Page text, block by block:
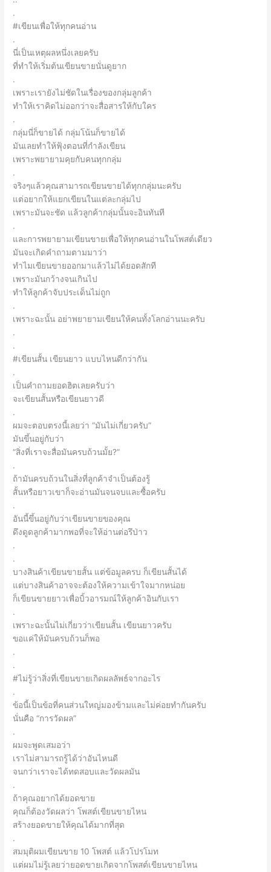
.
#เขียนเพื่อให้ทุกคนอ่าน
.
นี่เป็นเหตุผลหนึ่งเลยครับ
ที่ทำให้เริ่มต้นเขียนขายนั่นดูยาก
.
เพราะเรายังไม่ชัดในเรื่องของกลุ่มลูกค้า
ทำให้เราคิดไม่ออกว่าจะสื่อสารให้กับใคร
.
กลุ่มนี่ก็ขายได้ กลุ่มโน้นก็ขายได้
มันเลยทำให้ฟุ้งตอนที่กำลังเขียน
เพราะพยายามคุยกับคนทุกกลุ่ม
.
จริงๆแล้วคุณสามารถเขียนขายได้ทุกกลุ่มนะครับ
แต่อยากให้แยกเขียนในแต่ละกลุ่มไป
เพราะมันจะชัด แล้วลูกค้ากลุ่มนั้นจะอินทันที
.
และการพยายามเขียนขายเพื่อให้ทุกคนอ่านในโพสต์เดียว
มันจะเกิดคำถามตามมาว่า
ทำไมเขียนขายออกมาแล้วไม่ได้ยอดสักที
เพราะมันกว้างจนเกินไป
ทำให้ลูกค้าจับประเด็นไม่ถูก
.
เพราะฉะนั้น อย่าพยายามเขียนให้คนทั้งโลกอ่านนะครับ
.
.
#เขียนสั้น เขียนยาว แบบไหนดีกว่ากัน
.
เป็นคำถามยอดฮิตเลยครับว่า
จะเขียนสั้นหรือเขียนยาวดี
.
ผมจะตอบตรงนี้เลยว่า “มันไม่เกี่ยวครับ”
มันขึ้นอยู่กับว่า
“สิ่งที่เราจะสื่อมันครบถ้วนมั้ย?”
.
ถ้ามันครบถ้วนในสิ่งที่ลูกค้าจำเป็นต้องรู้
สั้นหรือยาวเขาก็จะอ่านมันจนจบและซื้อครับ
.
อันนี้ขึ้นอยู่กับว่าเขียนขายของคุณ
ดึงดูดลูกค้ามากพอที่จะให้อ่านต่อรึป่าว
.
.
บางสินค้าเขียนขายสั้น แต่ข้อมูลครบ ก็เขียนสั้นได้
แต่บางสินค้าอาจจะต้องให้ความเข้าใจมากหน่อย
ก็เขียนขายยาวเพื่อบิ้วอารมณ์ให้ลูกค้าอินกับเรา
.
เพราะฉะนั้นไม่เกี่ยวว่าเขียนสั้น เขียนยาวครับ
ขอแค่ให้มันครบถ้วนก็พอ
.
.
#ไม่รู้ว่าสิ่งที่เขียนขายเกิดผลลัพธ์จากอะไร
.
ข้อนี้เป็นข้อที่คนส่วนใหญ่มองข้ามและไม่ค่อยทำกันครับ
นั่นคือ “การวัดผล”
.
ผมจะพูดเสมอว่า
เราไม่สามารถรู้ได้ว่าอันไหนดี
จนกว่าเราจะได้ทดสอบและวัดผลมัน
.
ถ้าคุณอยากได้ยอดขาย
คุณก็ต้องวัดผลว่า โพสต์เขียนขายไหน
สร้างยอดขายให้คุณได้มากที่สุด
.
สมมุติผมเขียนขาย 10 โพสต์ แล้วโปรโมท
แต่ผมไม่รู้เลยว่ายอดขายเกิดจากโพสต์เขียนขายไหน